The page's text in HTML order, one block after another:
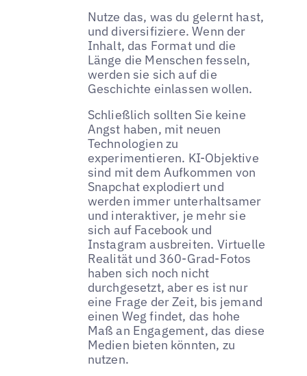
Nutze das, was du gelernt hast,
und diversifiziere. Wenn der
Inhalt, das Format und die
Länge die Menschen fesseln,
werden sie sich auf die
Geschichte einlassen wollen.
Schließlich sollten Sie keine
Angst haben, mit neuen
Technologien zu
experimentieren. KI-Objektive
sind mit dem Aufkommen von
Snapchat explodiert und
werden immer unterhaltsamer
und interaktiver, je mehr sie
sich auf Facebook und
Instagram ausbreiten. Virtuelle
Realität und 360-Grad-Fotos
haben sich noch nicht
durchgesetzt, aber es ist nur
eine Frage der Zeit, bis jemand
einen Weg findet, das hohe
Maß an Engagement, das diese
Medien bieten könnten, zu
nutzen.